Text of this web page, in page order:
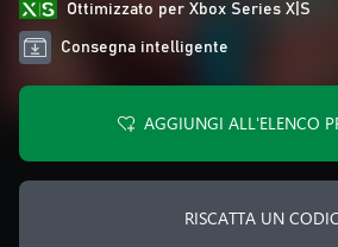
Ottimizzato per Xbox Series X|S
Consegna intelligente
AGGIUNGI ALL'ELENCO
RISCATTA UN